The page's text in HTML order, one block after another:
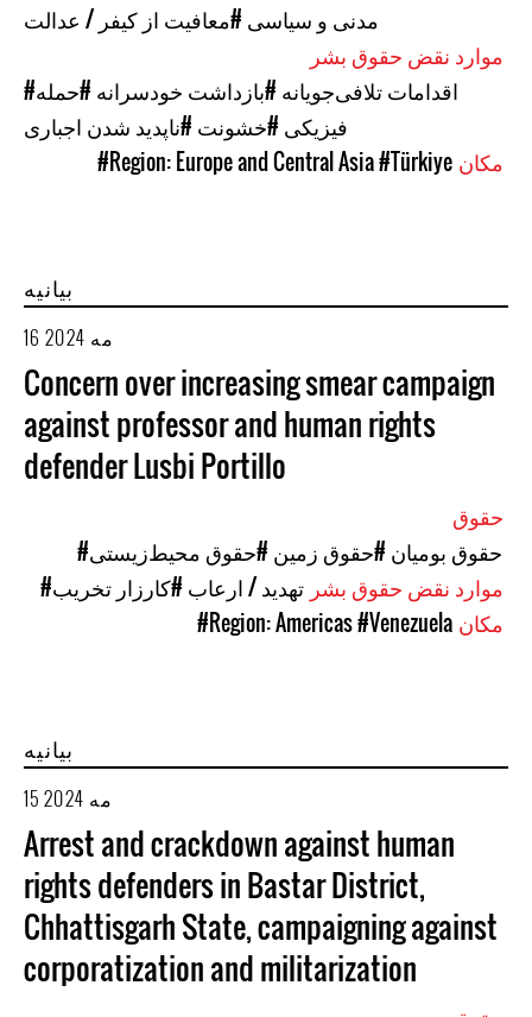
مدنی و سیاسی #معافیت از کیفر / عدالت
#اقدامات تلافی‌جویانه #بازداشت خودسرانه #حمله
فیزیکی #خشونت #ناپدید شدن اجباری
#Region: Europe and Central Asia#Türkiye
بیانیه
16 مه 2024
Concern over increasing smear campaign
against professor and human rights
defender Lusbi Portillo
#حقوق بومیان #حقوق زمین #حقوق محیط‌زیستی
#تهدید / ارعاب #کارزار تخریب
#Region: Americas#Venezuela
بیانیه
15 مه 2024
Arrest and crackdown against human
rights defenders in Bastar District,
Chhattisgarh State, campaigning against
corporatization and militarization